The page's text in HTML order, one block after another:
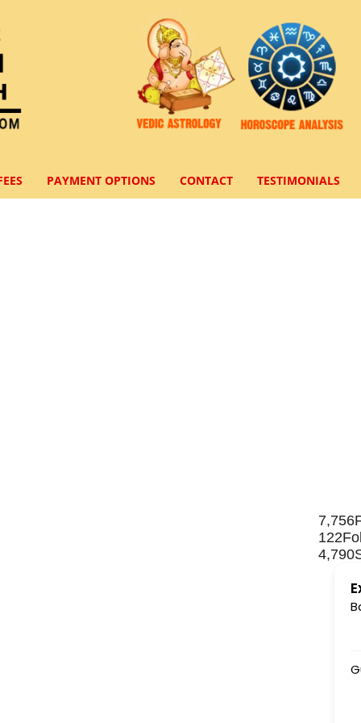
PAYMENT OPTIONS CONTACT TESTIMONIALS
7,756
122
4,790